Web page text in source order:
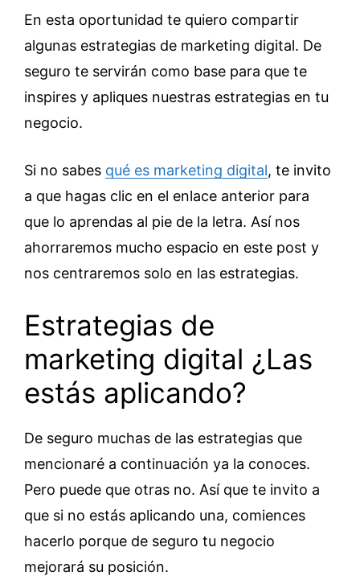
En esta oportunidad te quiero compartir
algunas estrategias de marketing digital. De
seguro te servirán como base para que te
inspires y apliques nuestras estrategias en tu
negocio.
Si no sabes qué es marketing digital, te invito
a que hagas clic en el enlace anterior para
que lo aprendas al pie de la letra. Así nos
ahorraremos mucho espacio en este post y
nos centraremos solo en las estrategias.
Estrategias de
marketing digital ¿Las
estás aplicando?
De seguro muchas de las estrategias que
mencionaré a continuación ya la conoces.
Pero puede que otras no. Así que te invito a
que si no estás aplicando una, comiences
hacerlo porque de seguro tu negocio
mejorará su posición.